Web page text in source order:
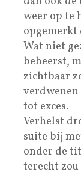
weer op te
opgemerkt
Wat niet
beheerst,
zichtbaar
tot exces.
Verhelst
suite bij
onder de
terecht